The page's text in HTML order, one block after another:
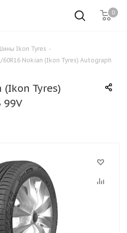
0
Ikon Tyres -
60R16 Nokian (Ikon Tyres) Autograph
Tyres)
99V